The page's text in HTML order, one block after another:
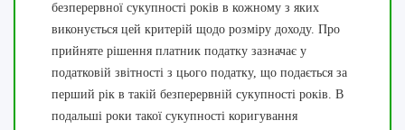
безперервної сукупності років в кожному з яких
виконується цей критерій щодо розміру доходу. Про
прийняте рішення платник податку зазначає у
податковій звітності з цього податку, що подається за
перший рік в такій безперервній сукупності років. В
подальші роки такої сукупності коригування